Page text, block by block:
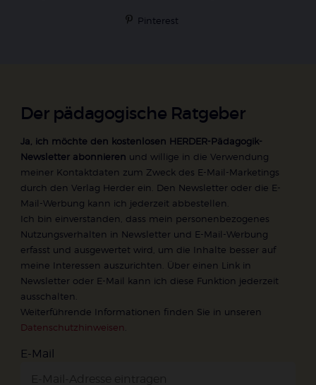
Pinterest
Der pädagogische Ratgeber
Ja, ich möchte den kostenlosen HERDER-Pädagogik-
Newsletter abonnieren und willige in die Verwendung
meiner Kontaktdaten zum Zweck des E-Mail-Marketings
durch den Verlag Herder ein. Den Newsletter oder die E-
Mail-Werbung kann ich jederzeit abbestellen.
Ich bin einverstanden, dass mein personenbezogenes
Nutzungsverhalten in Newsletter und E-Mail-Werbung
erfasst und ausgewertet wird, um die Inhalte besser auf
meine Interessen auszurichten. Über einen Link in
Newsletter oder E-Mail kann ich diese Funktion jederzeit
ausschalten.
Weiterführende Informationen finden Sie in unseren
Datenschutzhinweisen.
E-Mail